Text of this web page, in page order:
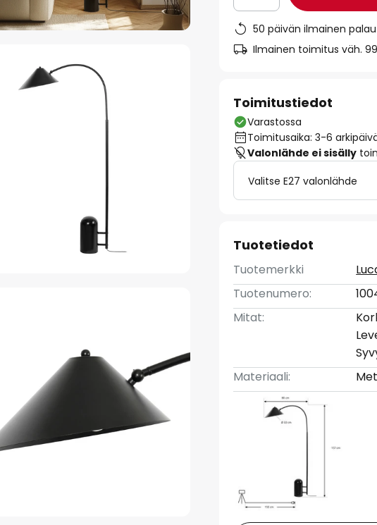
50 päivän ilmainen
Ilmainen toimitus väh.
Toimitustiedot
Varastossa
Toimitusaika: 3-6
Valonlähde ei sisälly
Valitse E27 valonlähde
Tuotetiedot
Tuotemerkki
Tuotenumero:
Mitat:
Materiaali: